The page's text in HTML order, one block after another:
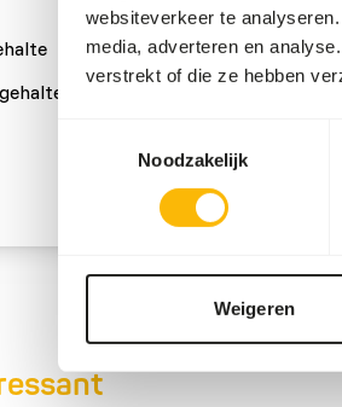
websiteverkeer te
media, adverteren en
verstrekt of die ze hebben
Noodzakelijk
Weigeren
16% Calcium
11% Fosfor